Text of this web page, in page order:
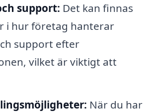
support: Det kan finnas
i hur företag hanterar
support efter
vilket är viktigt att
När du har